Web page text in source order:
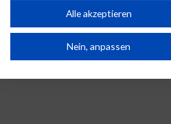
Partnerliste anzeigen (1 IAB-
Wir nutzen Ihre Daten für folgende Zwecke:
IAB-Verarbeitungszwecke:
Speichern von oder Zugriff auf
Alle akzeptieren
Nein, anpassen